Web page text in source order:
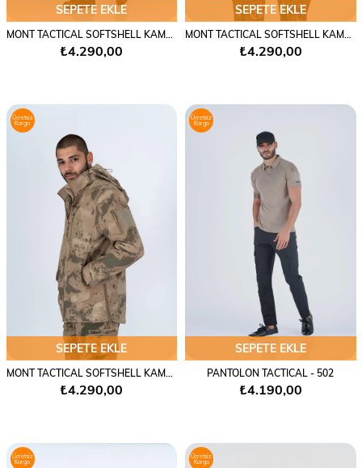
SEPETE EKLE
MONT TACTICAL SOFTSHELL KAMUFLAJ - 305
₺4.290,00
SEPETE EKLE
₺4.290,00
SEPETE EKLE
MONT TACTICAL SOFTSHELL KAMUFLAJ - 305
₺4.290,00
Ücretsiz
Kargo
SEPETE EKLE
PANTOLON TACTICAL - 502
₺4.190,00
Ücretsiz
Kargo
Ücretsiz
Kargo
Ücretsiz
Kargo